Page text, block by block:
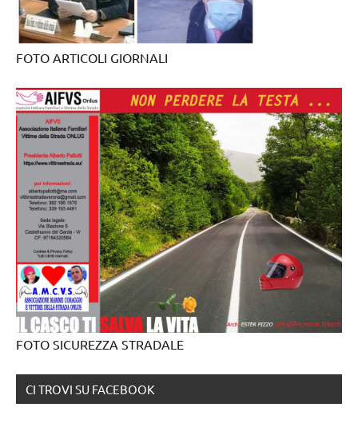
FOTO ARTICOLI GIORNALI
FOTO SICUREZZA STRADALE
CI TROVI SU FACEBOOK